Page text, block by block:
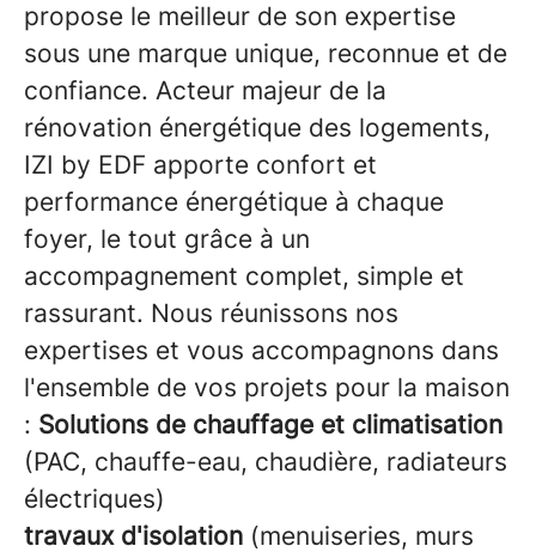
propose le meilleur de son expertise
sous une marque unique, reconnue et de
confiance. Acteur majeur de la
rénovation énergétique des logements,
IZI by EDF apporte confort et
performance énergétique à chaque
foyer, le tout grâce à un
accompagnement complet, simple et
rassurant. Nous réunissons nos
expertises et vous accompagnons dans
l'ensemble de vos projets pour la maison
: Solutions de chauffage et climatisation
(PAC, chauffe-eau, chaudière, radiateurs
électriques)
travaux d'isolation (menuiseries, murs